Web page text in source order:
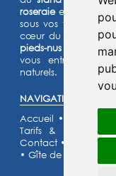
roseraieet les
sous vos yeux dans
cœur du Moyen
pieds-nus et la forêt
vous entraîneront
naturels.
NAVIGATION :
Accueil •
Tarifs & Horaires
Contact • Galerie
• Gîte de la Fée